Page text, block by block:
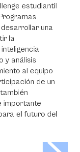
estudiantil
una
la
y análisis
al equipo
de un
importante
el futuro del